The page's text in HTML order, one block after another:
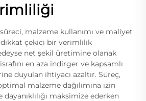
malzeme kullanımı ve maliyet
çekici bir verimlilik
net şekil üretimine olanak
en aza indirger ve kapsamlı
duyulan ihtiyacı azaltır. Süreç,
malzeme dağılımına izin
maksimize ederken